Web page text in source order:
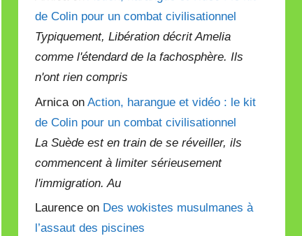
de Colin pour un combat civilisationnel
Typiquement, Libération décrit Amelia
comme l'étendard de la fachosphère. Ils
n'ont rien compris
Arnica onAction, harangue et vidéo : le kit
de Colin pour un combat civilisationnel
La Suède est en train de se réveiller, ils
commencent à limiter sérieusement
l'immigration. Au
Laurence on Des wokistes musulmanes à
l’assaut des piscines